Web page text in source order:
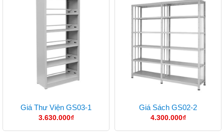
Giá Thư Viện GS03-1
3.630.000₫
Giá Sách GS02-2
4.300.000₫